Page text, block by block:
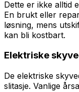
Dette er ikke alltid
En brukt eller
løsning, mens
kan bli kostbart.
Elektriske
De elektriske
slitasje. Vanlige